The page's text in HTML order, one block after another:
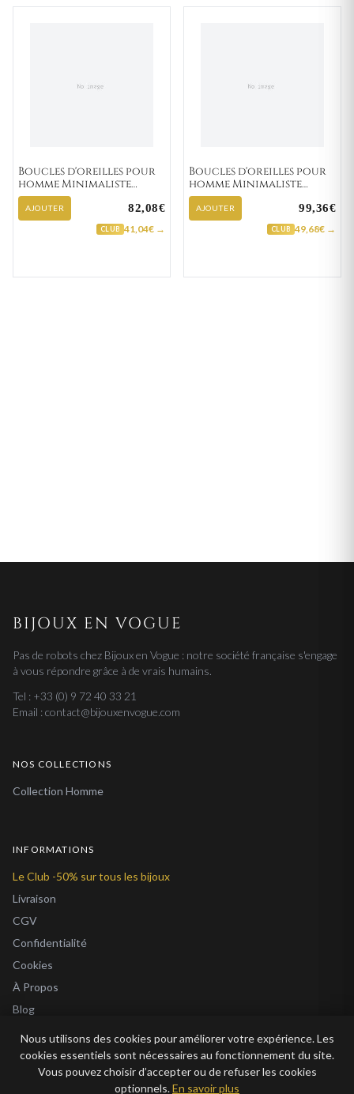
Boucles d'oreilles pour
homme Minimaliste
Arturos "135-32"
AJOUTER 82,08€
CLUB 41,04€ →
Boucles d'oreilles pour
homme Minimaliste
Xiaomo "135-62"
AJOUTER 99,36€
CLUB 49,68€ →
BIJOUX EN VOGUE
Pas de robots chez Bijoux en Vogue : notre société française s'engage
à vous répondre grâce à de vrais humains.
Tel : +33 (0) 9 72 40 33 21
Email : contact@bijouxenvogue.com
NOS COLLECTIONS
Collection Homme
INFORMATIONS
Le Club -50% sur tous les bijoux
Livraison
CGV
Confidentialité
Cookies
À Propos
Blog
© 2026 Bijoux en Vogue. Tous droits réservés.
Nous utilisons des cookies pour améliorer votre expérience. Les
cookies essentiels sont nécessaires au fonctionnement du site.
Vous pouvez choisir d’accepter ou de refuser les cookies
optionnels.En savoir plus